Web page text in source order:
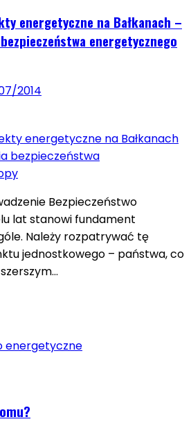
energetyczne na Bałkanach –
energetycznego
2014
Bezpieczeństwo
lat stanowi fundament
Należy rozpatrywać tę
jednostkowego – państwa, co
energetyczne